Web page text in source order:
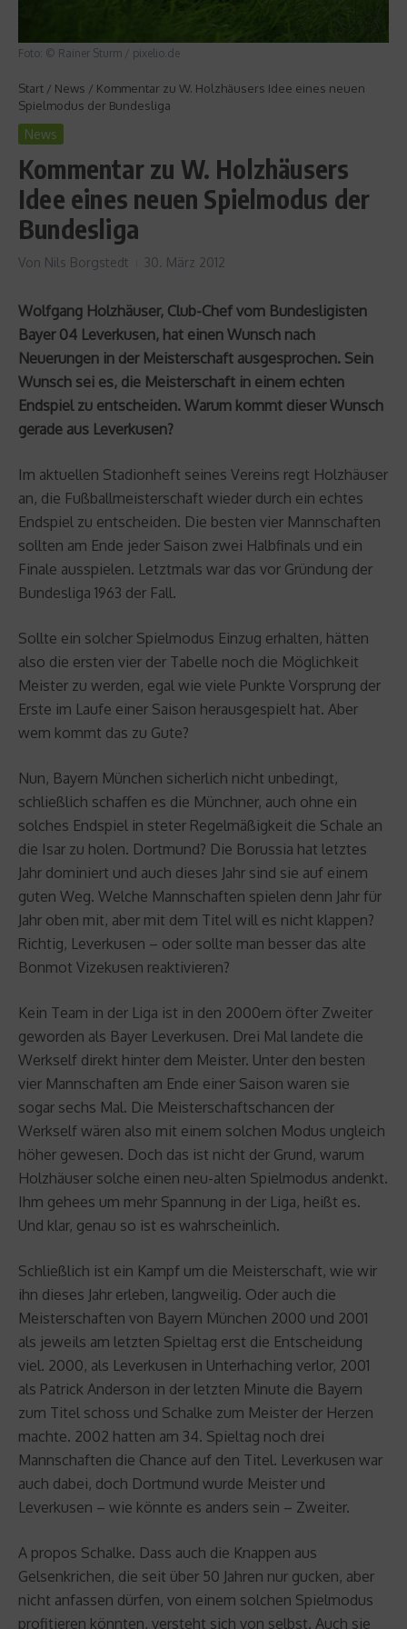
Foto: © Rainer Sturm / pixelio.de
Start / News / Kommentar zu W. Holzhäusers Idee eines neuen
Spielmodus der Bundesliga
News
Kommentar zu W. Holzhäusers
Idee eines neuen Spielmodus der
Bundesliga
Von Nils Borgstedt 30. März 2012
Wolfgang Holzhäuser, Club-Chef vom Bundesligisten
Bayer 04 Leverkusen, hat einen Wunsch nach
Neuerungen in der Meisterschaft ausgesprochen. Sein
Wunsch sei es, die Meisterschaft in einem echten
Endspiel zu entscheiden. Warum kommt dieser Wunsch
gerade aus Leverkusen?
Im aktuellen Stadionheft seines Vereins regt Holzhäuser
an, die Fußballmeisterschaft wieder durch ein echtes
Endspiel zu entscheiden. Die besten vier Mannschaften
sollten am Ende jeder Saison zwei Halbfinals und ein
Finale ausspielen. Letztmals war das vor Gründung der
Bundesliga 1963 der Fall.
Sollte ein solcher Spielmodus Einzug erhalten, hätten
also die ersten vier der Tabelle noch die Möglichkeit
Meister zu werden, egal wie viele Punkte Vorsprung der
Erste im Laufe einer Saison herausgespielt hat. Aber
wem kommt das zu Gute?
Nun, Bayern München sicherlich nicht unbedingt,
schließlich schaffen es die Münchner, auch ohne ein
solches Endspiel in steter Regelmäßigkeit die Schale an
die Isar zu holen. Dortmund? Die Borussia hat letztes
Jahr dominiert und auch dieses Jahr sind sie auf einem
guten Weg. Welche Mannschaften spielen denn Jahr für
Jahr oben mit, aber mit dem Titel will es nicht klappen?
Richtig, Leverkusen – oder sollte man besser das alte
Bonmot Vizekusen reaktivieren?
Kein Team in der Liga ist in den 2000ern öfter Zweiter
geworden als Bayer Leverkusen. Drei Mal landete die
Werkself direkt hinter dem Meister. Unter den besten
vier Mannschaften am Ende einer Saison waren sie
sogar sechs Mal. Die Meisterschaftschancen der
Werkself wären also mit einem solchen Modus ungleich
höher gewesen. Doch das ist nicht der Grund, warum
Holzhäuser solche einen neu-alten Spielmodus andenkt.
Ihm gehees um mehr Spannung in der Liga, heißt es.
Und klar, genau so ist es wahrscheinlich.
Schließlich ist ein Kampf um die Meisterschaft, wie wir
ihn dieses Jahr erleben, langweilig. Oder auch die
Meisterschaften von Bayern München 2000 und 2001
als jeweils am letzten Spieltag erst die Entscheidung
viel. 2000, als Leverkusen in Unterhaching verlor, 2001
als Patrick Anderson in der letzten Minute die Bayern
zum Titel schoss und Schalke zum Meister der Herzen
machte. 2002 hatten am 34. Spieltag noch drei
Mannschaften die Chance auf den Titel. Leverkusen war
auch dabei, doch Dortmund wurde Meister und
Leverkusen – wie könnte es anders sein – Zweiter.
A propos Schalke. Dass auch die Knappen aus
Gelsenkrichen, die seit über 50 Jahren nur gucken, aber
nicht anfassen dürfen, von einem solchen Spielmodus
profitieren könnten, versteht sich von selbst. Auch sie